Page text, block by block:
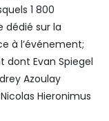
1 800
dédié sur la
à l’événement;
Evan Spiegel
Azoulay
Hieronimus